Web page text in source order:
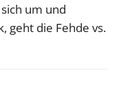
um und
geht die Fehde vs.